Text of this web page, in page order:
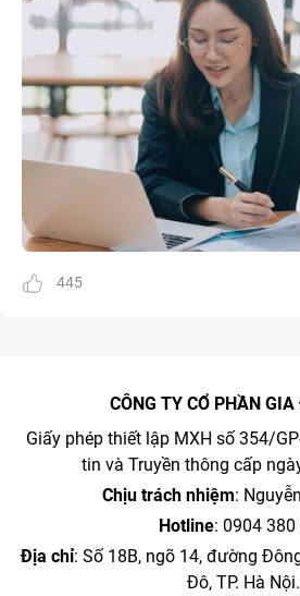
445
CÔNG TY CỔ PHẦN
Giấy phép thiết lập MXH số 354/
tin và Truyền thông cấp
Chịu trách nhiệm:
Hotline: 0904 380
Địa chỉ: Số 18B, ngõ 14, đường
Đô, TP. Hà Nội.